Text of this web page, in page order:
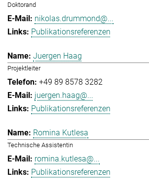
Doktorand
nikolas.drummond@...
Publikationsreferenzen
Juergen Haag
Projektleiter
+49 89 8578 3282
juergen.haag@...
Publikationsreferenzen
Romina Kutlesa
Technische Assistentin
romina.kutlesa@...
Publikationsreferenzen